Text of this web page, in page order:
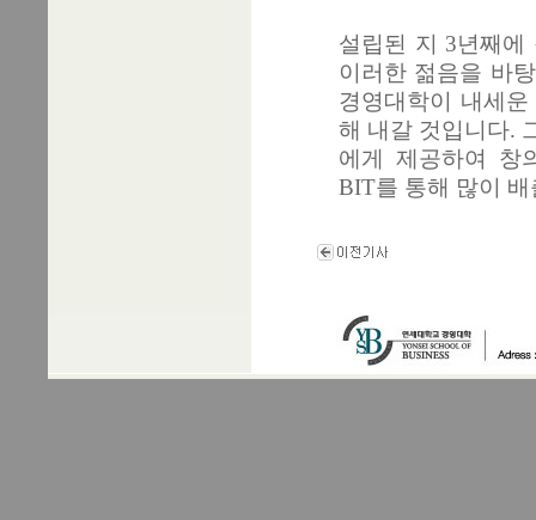
설립된 지 3년째
이러한 젊음을 바
경영대학이 내세
해 내갈 것입니다.
에게 제공하여 창
BIT를 통해 많이